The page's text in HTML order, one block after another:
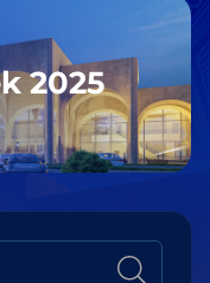
2025